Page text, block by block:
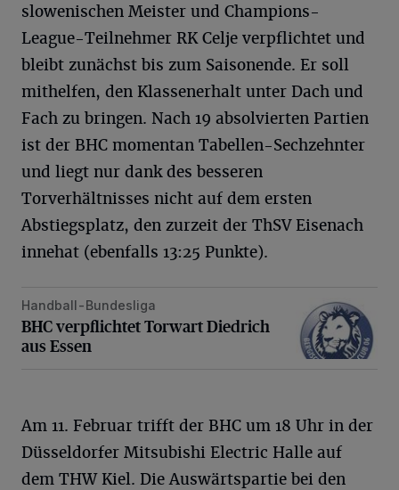
slowenischen Meister und Champions-
League-Teilnehmer RK Celje verpflichtet und
bleibt zunächst bis zum Saisonende. Er soll
mithelfen, den Klassenerhalt unter Dach und
Fach zu bringen. Nach 19 absolvierten Partien
ist der BHC momentan Tabellen-Sechzehnter
und liegt nur dank des besseren
Torverhältnisses nicht auf dem ersten
Abstiegsplatz, den zurzeit der ThSV Eisenach
innehat (ebenfalls 13:25 Punkte).
BHC verpflichtet Torwart Diedrich aus Essen
Handball-Bundesliga
BHC verpflichtet Torwart Diedrich
aus Essen
Am 11. Februar trifft der BHC um 18 Uhr in der
Düsseldorfer Mitsubishi Electric Halle auf
dem THW Kiel. Die Auswärtspartie bei den